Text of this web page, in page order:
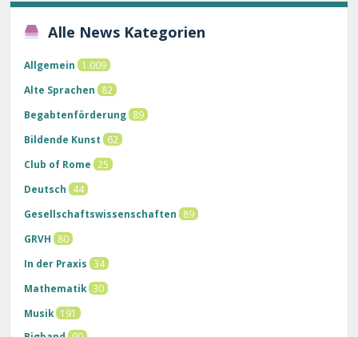
Alle News Kategorien
Allgemein
1.009
Alte Sprachen
82
Begabtenförderung 89
Bildende Kunst
62
Club of Rome
25
Deutsch
44
Gesellschaftswissenschaften
89
GRVH
80
In der Praxis
34
Mathematik 30
Musik 191